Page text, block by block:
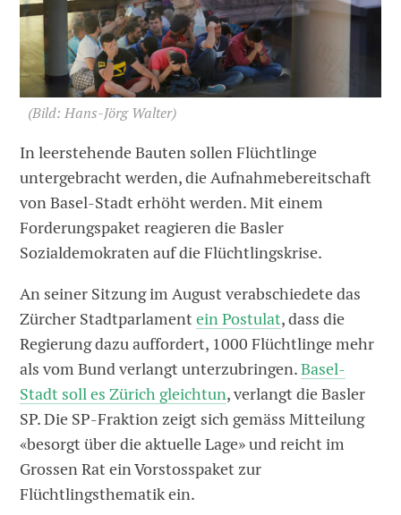
(Bild: Hans-Jörg Walter)
In leerstehende Bauten sollen Flüchtlinge
untergebracht werden, die Aufnahmebereitschaft
von Basel-Stadt erhöht werden. Mit einem
Forderungspaket reagieren die Basler
Sozialdemokraten auf die Flüchtlingskrise.
An seiner Sitzung im August verabschiedete das
Zürcher Stadtparlamentein Postulat, dass die
Regierung dazu auffordert, 1000 Flüchtlinge mehr
als vom Bund verlangt unterzubringen.Basel-
Stadt soll es Zürich gleichtun, verlangt die Basler
SP. Die SP-Fraktion zeigt sich gemäss Mitteilung
«besorgt über die aktuelle Lage» und reicht im
Grossen Rat ein Vorstosspaket zur
Flüchtlingsthematik ein.